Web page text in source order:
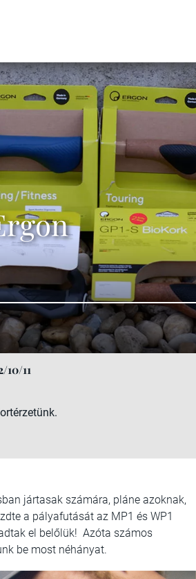
10/11
jártasak számára, pláne azoknak,
a pályafutását az MP1 és WP1
el belőlük! Azóta számos
be most néhányat.